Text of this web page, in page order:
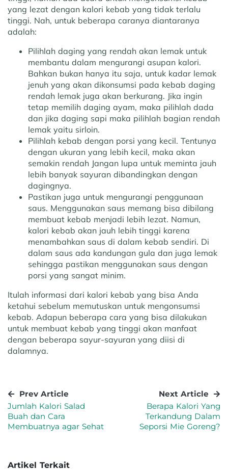
yang lezat dengan kalori kebab yang tidak terlalu
tinggi. Nah, untuk beberapa caranya diantaranya
adalah:
Pilihlah daging yang rendah akan lemak untuk
membantu dalam mengurangi asupan kalori.
Bahkan bukan hanya itu saja, untuk kadar lemak
jenuh yang akan dikonsumsi pada kebab daging
rendah lemak juga akan berkurang. Jika ingin
tetap memilih daging ayam, maka pilihlah dada
dan jika daging sapi maka pilihlah bagian rendah
lemak yaitu sirloin.
Pilihlah kebab dengan porsi yang kecil. Tentunya
dengan ukuran yang lebih kecil, maka akan
semakin rendah Jangan lupa untuk meminta jauh
lebih banyak sayuran dibandingkan dengan
dagingnya.
Pastikan juga untuk mengurangi penggunaan
saus. Menggunakan saus memang bisa dibilang
membuat kebab menjadi lebih lezat. Namun,
kalori kebab akan jauh lebih tinggi karena
menambahkan saus di dalam kebab sendiri. Di
dalam saus ada kandungan gula dan juga lemak
sehingga pastikan menggunakan saus dengan
porsi yang sangat minim.
Itulah informasi dari kalori kebab yang bisa Anda
ketahui sebelum memutuskan untuk mengonsumsi
kebab. Adapun beberapa cara yang bisa dilakukan
untuk membuat kebab yang tinggi akan manfaat
dengan beberapa sayur-sayuran yang diisi di
dalamnya.
Prev Article
Jumlah Kalori Salad
Buah dan Cara
Membuatnya agar Sehat
Next Article
Berapa Kalori Yang
Terkandung Dalam
Seporsi Mie Goreng?
Artikel Terkait